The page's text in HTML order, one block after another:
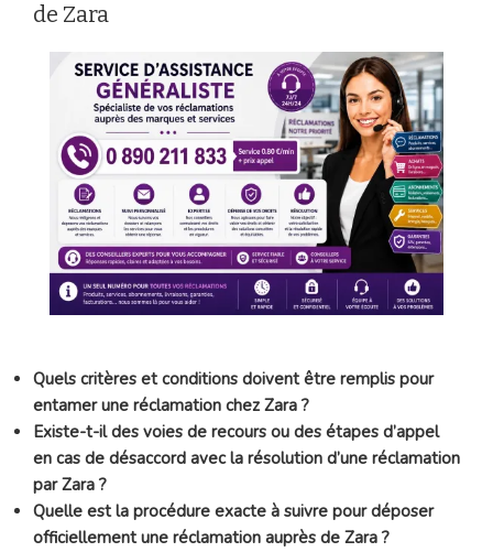
de Zara
Quels critères et conditions doivent être remplis pour
entamer une réclamation chez Zara ?
Existe-t-il des voies de recours ou des étapes d’appel
en cas de désaccord avec la résolution d’une réclamation
par Zara ?
Quelle est la procédure exacte à suivre pour déposer
officiellement une réclamation auprès de Zara ?